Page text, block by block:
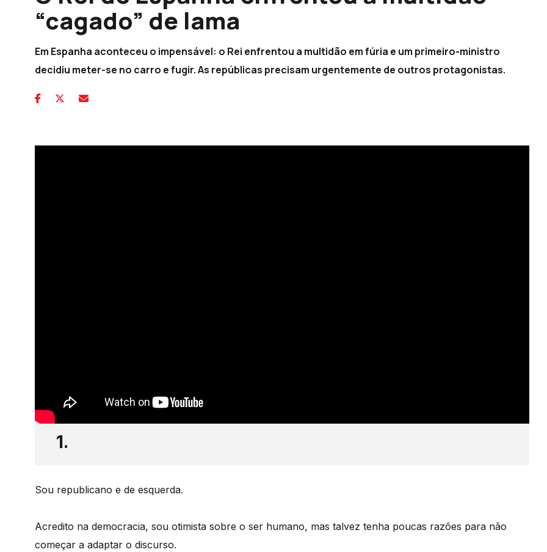
“cagado” de lama
Em Espanha aconteceu o impensável: o Rei enfrentou a multidão em fúria e um primeiro-ministro
decidiu meter-se no carro e fugir. As repúblicas precisam urgentemente de outros protagonistas.
1.
Sou republicano e de esquerda.
Acredito na democracia, sou otimista sobre o ser humano, mas talvez tenha poucas razões para não
começar a adaptar o discurso.